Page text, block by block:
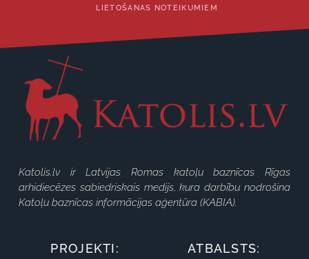
LIETOŠANAS NOTEIKUMIEM
Katolis.lv ir Latvijas Romas katoļu baznīcas Rīgas
arhidiecēzes sabiedriskais medijs, kura darbību nodrošina
Katoļu baznīcas informācijas aģentūra (KABIA).
PROJEKTI: ATBALSTS: